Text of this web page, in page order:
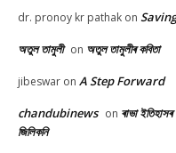
dr. pronoy kr pathak on
অতুল তামুলী on অতুল তামুলীৰ কবিতা
jibeswar on A Step Forward
chandubinews on ৰাভা
জিলিকনি